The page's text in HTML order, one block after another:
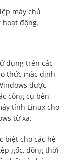
máy chủ
hoạt động.
dụng trên các
thức mặc định
được
công cụ bên
tính Linux cho
từ xa.
biệt cho các hệ
gốc, đồng thời